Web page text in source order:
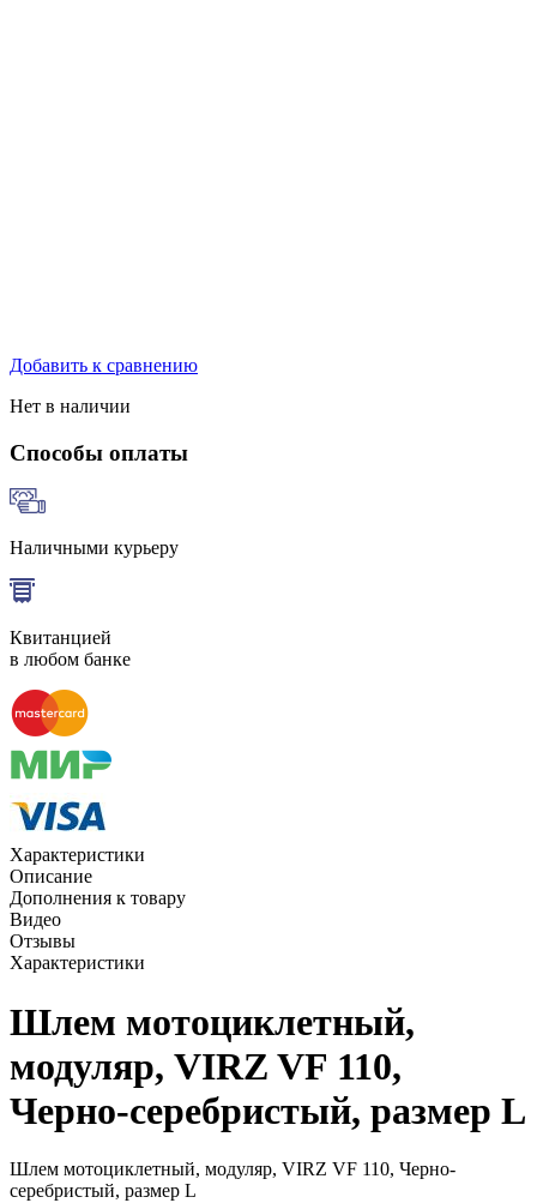
Добавить к сравнению
Нет в наличии
Способы оплаты
Наличными курьеру
Квитанцией
в любом банке
Характеристики
Описание
Дополнения к товару
Видео
Отзывы
Характеристики
Шлем мотоциклетный,
модуляр, VIRZ VF 110,
Черно-серебристый, размер L
Шлем мотоциклетный, модуляр, VIRZ VF 110, Черно-
серебристый, размер L